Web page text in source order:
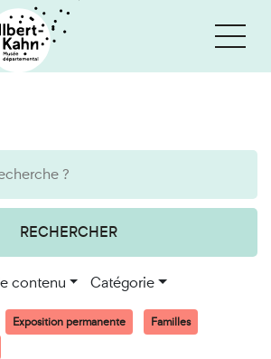
RECHERCHER
contenu Catégorie
Exposition permanente
Familles
sur ce site